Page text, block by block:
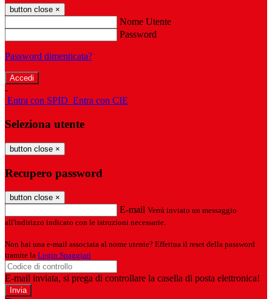
button close ×
Nome Utente
Password
Password dimenticata?
-
Entra con SPID Entra con CIE
Seleziona utente
button close ×
Recupero password
button close ×
E-mail Verrà inviato un messaggio
all'indirizzo indicato con le istruzioni necessarie.
Non hai una e-mail associata al nome utente? Effettua il reset della password
tramite la Login Spaggiari
E-mail inviata, si prega di controllare la casella di posta elettronica!